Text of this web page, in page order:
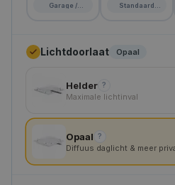
Garage /
Standaard
Lichtdoorlaat Opaal
Helder ?
Maximale lichtinval
Opaal ?
Diffuus daglicht & meer